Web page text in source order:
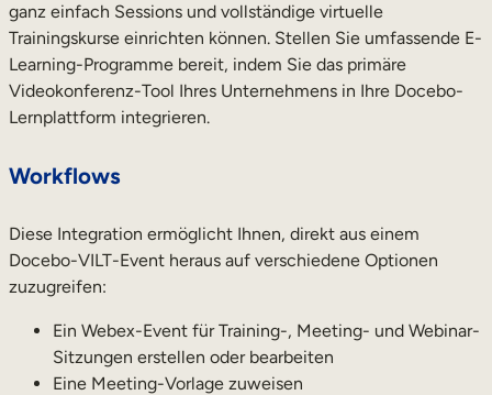
ganz einfach Sessions und vollständige virtuelle
Trainingskurse einrichten können. Stellen Sie umfassende E-
Learning-Programme bereit, indem Sie das primäre
Videokonferenz-Tool Ihres Unternehmens in Ihre Docebo-
Lernplattform integrieren.
Workflows
Diese Integration ermöglicht Ihnen, direkt aus einem
Docebo-VILT-Event heraus auf verschiedene Optionen
zuzugreifen:
Ein Webex-Event für Training-, Meeting- und Webinar-
Sitzungen erstellen oder bearbeiten
Eine Meeting-Vorlage zuweisen